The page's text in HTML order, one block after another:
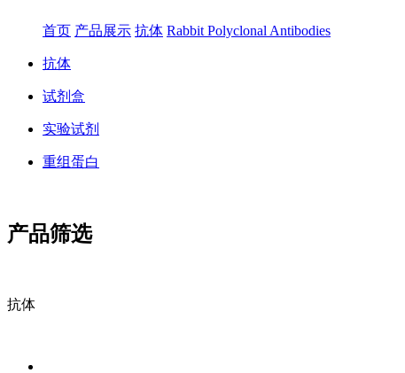
首页 产品展示 抗体 Rabbit Polyclonal Antibodies
抗体
试剂盒
实验试剂
重组蛋白
产品筛选
抗体